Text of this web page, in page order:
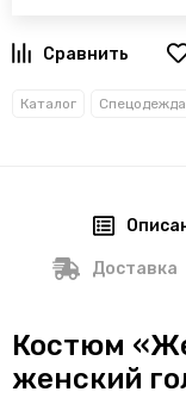
Каталог
Доставка
Костюм
женский